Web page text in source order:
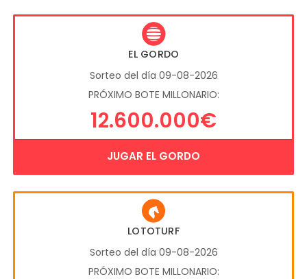
EL GORDO
Sorteo del día 09-08-2026
PRÓXIMO BOTE MILLONARIO:
12.600.000€
JUGAR EL GORDO
LOTOTURF
Sorteo del día 09-08-2026
PRÓXIMO BOTE MILLONARIO: